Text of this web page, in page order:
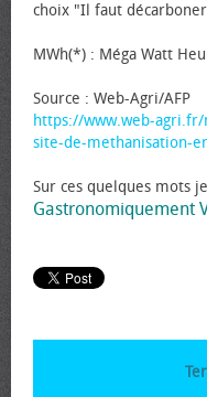
choix "Il faut
MWh(*) : Méga Watt
Source : Web-Agri/AFP
https://www.web-
site-de-methanisation-
Sur ces quelques mots
Gastronomiquement